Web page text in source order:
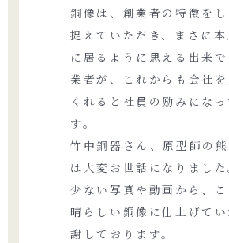
銅像は、創業者の特徴をし
捉えていただき、まさに本
に居るように思える出来で
業者が、これからも会社を
くれると社員の励みにな
す。
竹中銅器さん、原型師の
は大変お世話になりました
少ない写真や動画から、
晴らしい銅像に仕上げて
謝しております。